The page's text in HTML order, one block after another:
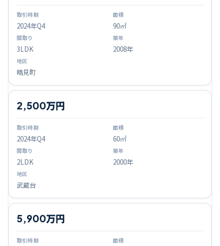
2024年Q4 90㎡
3LDK 2008年
晴見町
2024年Q4
2,500万円
60㎡
2LDK 2000年
武蔵台
5,900万円